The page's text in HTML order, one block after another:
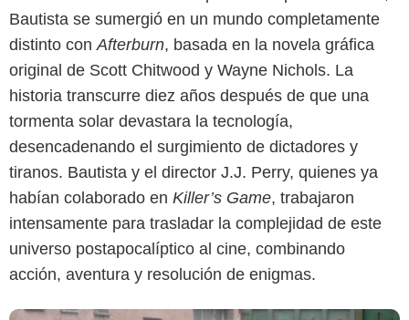
Bautista se sumergió en un mundo completamente
distinto con Afterburn, basada en la novela gráfica
original de Scott Chitwood y Wayne Nichols. La
historia transcurre diez años después de que una
tormenta solar devastara la tecnología,
desencadenando el surgimiento de dictadores y
tiranos. Bautista y el director J.J. Perry, quienes ya
habían colaborado en Killer’s Game, trabajaron
intensamente para trasladar la complejidad de este
universo postapocalíptico al cine, combinando
acción, aventura y resolución de enigmas.